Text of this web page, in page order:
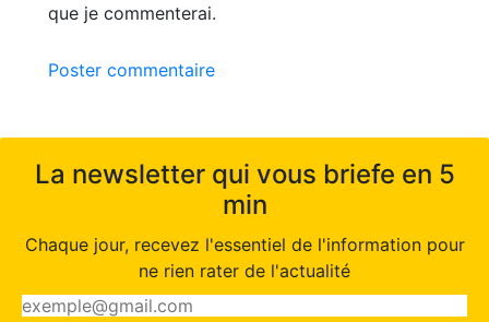
que je commenterai.
Poster commentaire
La newsletter qui vous briefe en 5
min
Chaque jour, recevez l'essentiel de l'information pour
ne rien rater de l'actualité